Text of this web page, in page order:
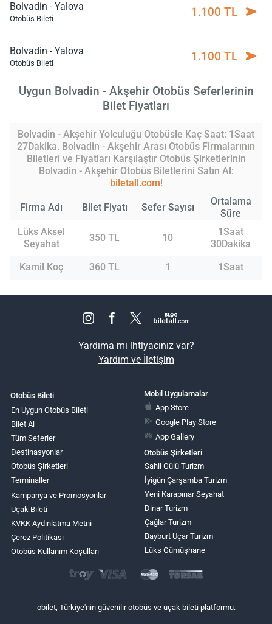
Bolvadin - Yalova
Otobüs Bileti 1.100 TL
Bolvadin - Yalova
Otobüs Bileti 1.100 TL
Uygun Bolvadin - Akşehir Otobüs Seferlerinin
Bilet Fiyatları
Bolvadin - Akşehir Yolculuğu Otobüsle Kaç Saat: 1Saat
27Dakika. Bolvadin - Akşehir Arası Otobüs Firmalarının
Biletleri ve Fiyatları Karşılaştır Otobüs Şirketlerinin
Bolvadin - Akşehir Otobüs Biletlerini Satın Al:
biletall.com!
Firma Adı Bilet Fiyatı Sefer Sayısı
Ortalama
Süre
Lüks Aksel
Seyahat
350 TL 10
1Saat
30Dakika
Kamil Koç
360 TL 1 1Saat
Yardıma mı ihtiyacınız var?
Yardım ve İletişim
Otobüs Bileti
En Uygun Otobüs Bileti
Bilet Al
Tüm Seferler
Destinasyonlar
Otobüs Şirketleri
Terminaller
Kampanya ve Promosyonlar
Uçak Bileti
KVKK Aydınlatma Metni
Çerez Politikası
Otobüs Kullanım Koşulları
Mobil Uygulamalar
App Store
Google Play Store
App Gallery
Otobüs Şirketleri
Sahil Gülü Turizm
İyigün Çarşamba Turizm
Yeni Karapınar Seyahat
Dinar Turizm
Çağlar Turizm
Bayburt Uçar Turizm
Lüks Gümüşhane
obilet, Türkiye'nin güvenilir otobüs ve uçak bileti platformu.